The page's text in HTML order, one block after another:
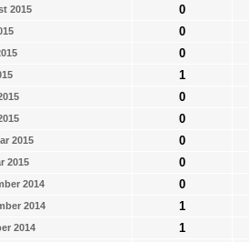
2015 0
0
0
1
0
0
2015 0
2015 0
2014 0
2014 1
2014 1